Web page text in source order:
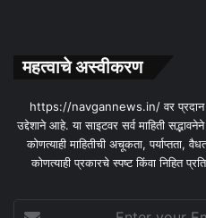
महत्वाचे अस्वीकरण
https://navgannews.in/ वर प्रदान
उद्देशाने आहे. या साइटवर सर्व माहिती
कोणत्याही माहितीची अचूकता, पर्याप्तता,
कोणत्याही प्रकारचे स्पष्ट किंवा निहित